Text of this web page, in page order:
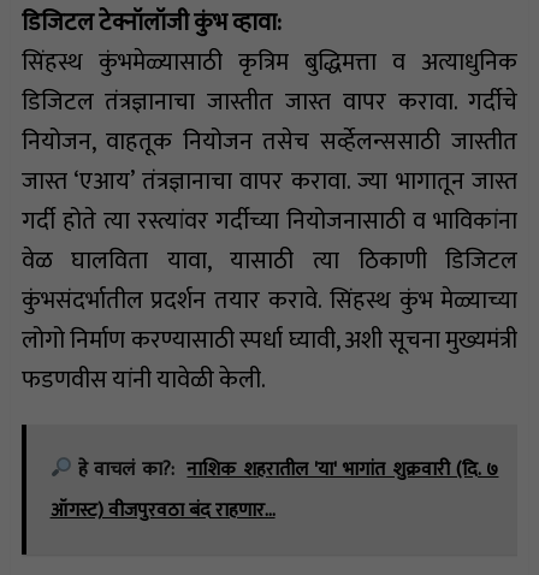
डिजिटल टेक्नॉलॉजी कुंभ व्हावा:
सिंहस्थ कुंभमेळ्यासाठी कृत्रिम बुद्धिमत्ता व अत्याधुनिक
डिजिटल तंत्रज्ञानाचा जास्तीत जास्त वापर करावा. गर्दीचे
नियोजन, वाहतूक नियोजन तसेच सर्व्हेलन्ससाठी जास्तीत
जास्त ‘एआय’ तंत्रज्ञानाचा वापर करावा. ज्या भागातून जास्त
गर्दी होते त्या रस्त्यांवर गर्दीच्या नियोजनासाठी व भाविकांना
वेळ घालविता यावा, यासाठी त्या ठिकाणी डिजिटल
कुंभसंदर्भातील प्रदर्शन तयार करावे. सिंहस्थ कुंभ मेळ्याच्या
लोगो निर्माण करण्यासाठी स्पर्धा घ्यावी, अशी सूचना मुख्यमंत्री
फडणवीस यांनी यावेळी केली.
हे वाचलं का?: नाशिक शहरातील 'या' भागांत शुक्रवारी (दि. ७
ऑगस्ट) वीजपुरवठा बंद राहणार…